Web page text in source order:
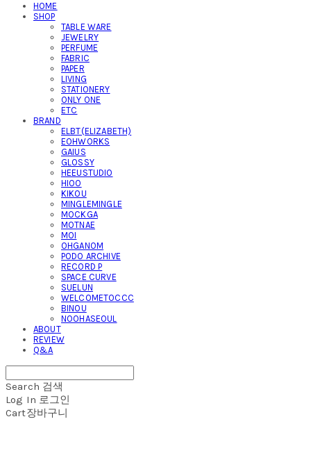
HOME
SHOP
TABLE WARE
JEWELRY
PERFUME
FABRIC
PAPER
LIVING
STATIONERY
ONLY ONE
ETC
BRAND
ELBT(ELIZABETH)
EOHWORKS
GAIUS
GLOSSY
HEEUSTUDIO
HIOO
KIKOU
MINGLEMINGLE
MOCKGA
MOTNAE
MOI
OHGANOM
PODO ARCHIVE
RECORD P
SPACE CURVE
SUELUN
WELCOMETOCCC
BINOU
NOOHASEOUL
ABOUT
REVIEW
Q&A
Search 검색
Log In 로그인
Cart장바구니